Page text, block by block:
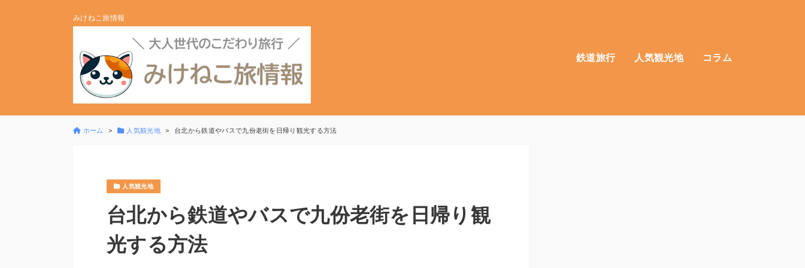
みけねこ旅情報
鉄道旅行 人気観光地 コラム
ホーム 人気観光地 台北から鉄道やバスで九份老街を日帰り観光する方法
人気観光地
台北から鉄道やバスで九份老街を日帰り観
光する方法